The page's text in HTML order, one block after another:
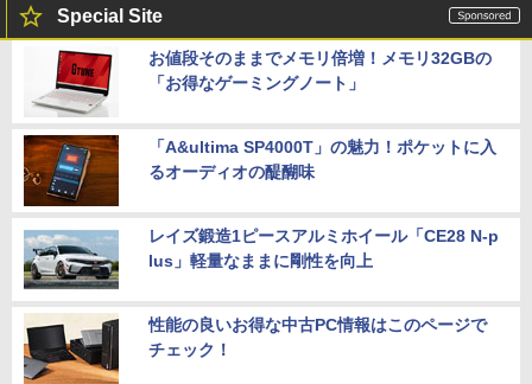
Special Site
お値段そのままでメモリ倍増！メモリ32GBの
「お得なゲーミングノート」
「A&ultima SP4000T」の魅力！ポケットに入
るオーディオの醍醐味
レイズ鍛造1ピースアルミホイール「CE28 N-p
lus」軽量なままに剛性を向上
性能の良いお得な中古PC情報はこのページで
チェック！